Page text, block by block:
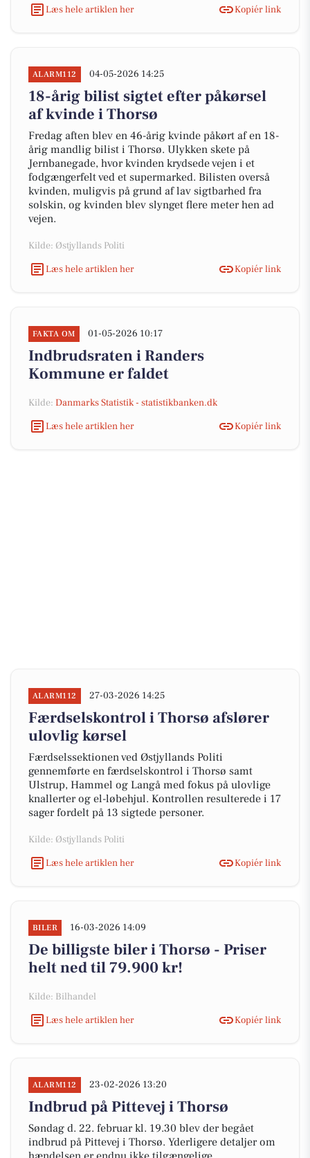
Læs hele artiklen her
Kopiér link
ALARM112 04-05-2026 14:25
18-årig bilist sigtet efter påkørsel
af kvinde i Thorsø
Fredag aften blev en 46-årig kvinde påkørt af en 18-
årig mandlig bilist i Thorsø. Ulykken skete på
Jernbanegade, hvor kvinden krydsede vejen i et
fodgængerfelt ved et supermarked. Bilisten overså
kvinden, muligvis på grund af lav sigtbarhed fra
solskin, og kvinden blev slynget flere meter hen ad
vejen.
Kilde: Østjyllands Politi
Læs hele artiklen her
Kopiér link
FAKTA OM 01-05-2026 10:17
Indbrudsraten i Randers
Kommune er faldet
Kilde: Danmarks Statistik - statistikbanken.dk
Læs hele artiklen her
Kopiér link
ALARM112 27-03-2026 14:25
Færdselskontrol i Thorsø afslører
ulovlig kørsel
Færdselssektionen ved Østjyllands Politi
gennemførte en færdselskontrol i Thorsø samt
Ulstrup, Hammel og Langå med fokus på ulovlige
knallerter og el-løbehjul. Kontrollen resulterede i 17
sager fordelt på 13 sigtede personer.
Kilde: Østjyllands Politi
Læs hele artiklen her
Kopiér link
BILER 16-03-2026 14:09
De billigste biler i Thorsø - Priser
helt ned til 79.900 kr!
Kilde: Bilhandel
Læs hele artiklen her
Kopiér link
ALARM112 23-02-2026 13:20
Indbrud på Pittevej i Thorsø
Søndag d. 22. februar kl. 19.30 blev der begået
indbrud på Pittevej i Thorsø. Yderligere detaljer om